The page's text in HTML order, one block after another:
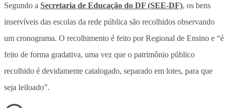
Segundo a Secretaria de Educação do DF (SEE-DF), os bens
inservíveis das escolas da rede pública são recolhidos observando
um cronograma. O recolhimento é feito por Regional de Ensino e “é
feito de forma gradativa, uma vez que o patrimônio público
recolhido é devidamente catalogado, separado em lotes, para que
seja leiloado”.